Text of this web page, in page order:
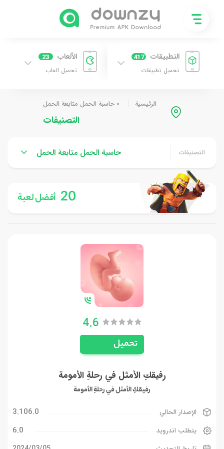
التطبيقات 417
تحميل تطبيقات
الألعاب 23
تحميل العاب
الرئيسية »حاسبة الحمل متابعة الحمل
التصنيفات
التصنيفات حاسبة الحمل متابعة الحمل
20 أفضل لعبة
4.6
تحميل
رفيقكِ الأمثل في رحلةِ الأمومة
رفيقكِ الأمثل في رحلةِ الأمومة
الإصدار الحالي 3.106.0
يتطلب اندرويد 6.0